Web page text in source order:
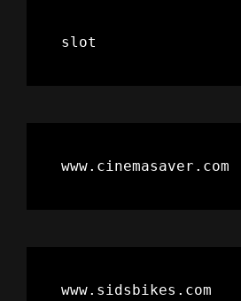
slot
www.cinemasaver.com
www.sidsbikes.com